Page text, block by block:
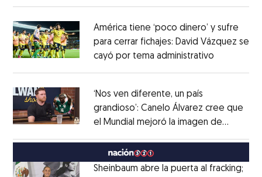
América tiene ‘poco dinero’ y sufre
para cerrar fichajes: David Vázquez se
cayó por tema administrativo
‘Nos ven diferente, un país
grandioso’: Canelo Álvarez cree que
el Mundial mejoró la imagen de
Sheinbaum abre la puerta al fracking;